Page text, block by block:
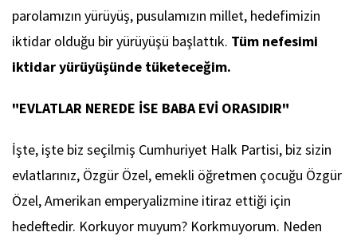
parolamızın yürüyüş, pusulamızın millet, hedefimizin
iktidar olduğu bir yürüyüşü başlattık. Tüm nefesimi
iktidar yürüyüşünde tüketeceğim.
"EVLATLAR NEREDE İSE BABA EVİ ORASIDIR"
İşte, işte biz seçilmiş Cumhuriyet Halk Partisi, biz sizin
evlatlarınız, Özgür Özel, emekli öğretmen çocuğu Özgür
Özel, Amerikan emperyalizmine itiraz ettiği için
hedeftedir. Korkuyor muyum? Korkmuyorum. Neden